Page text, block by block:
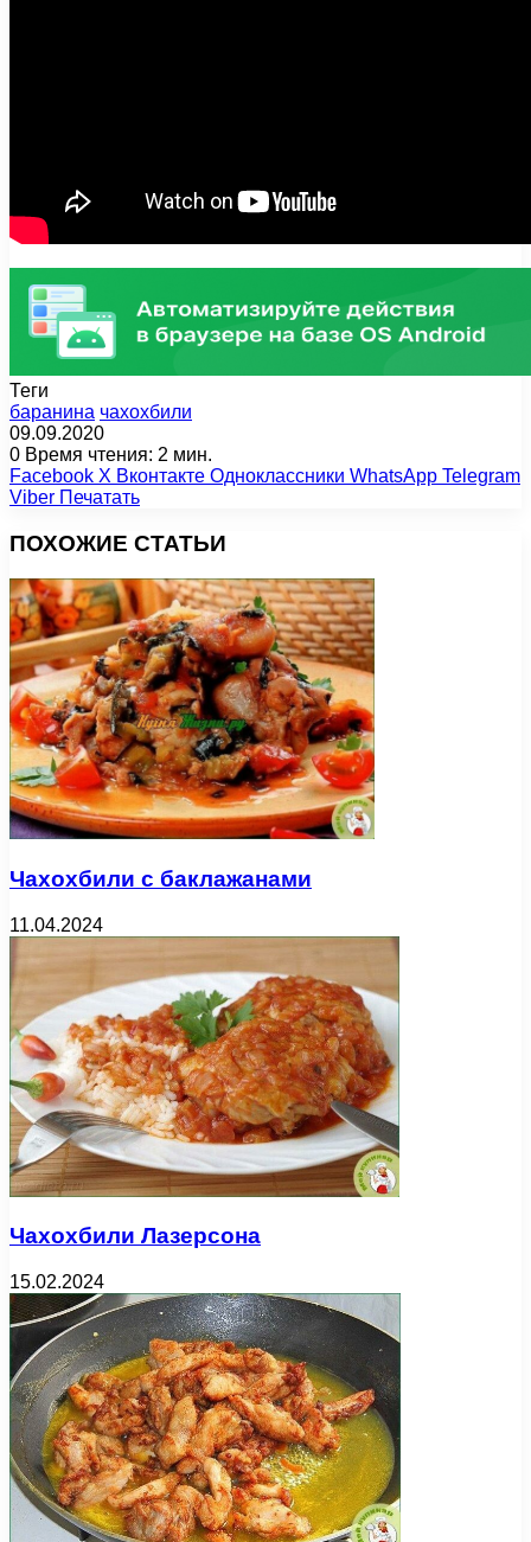
Теги
баранина чахохбили
09.09.2020
0 Время чтения: 2 мин.
Facebook X Вконтакте Одноклассники WhatsApp Telegram
Viber Печатать
ПОХОЖИЕ СТАТЬИ
Чахохбили с баклажанами
11.04.2024
Чахохбили Лазерсона
15.02.2024